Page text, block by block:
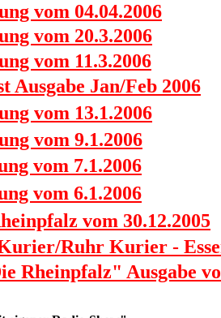
vom 04.04.2006
vom 20.3.2006
vom 11.3.2006
Ausgabe Jan/Feb 2006
vom 13.1.2006
vom 9.1.2006
vom 7.1.2006
vom 6.1.2006
vom 30.12.2005
Ruhr Kurier -
Rheinpfalz" Ausgabe